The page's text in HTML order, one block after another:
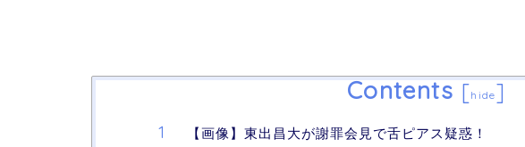
Contents [hide]
【画像】東出昌大が謝罪会見で舌ピアス疑惑！